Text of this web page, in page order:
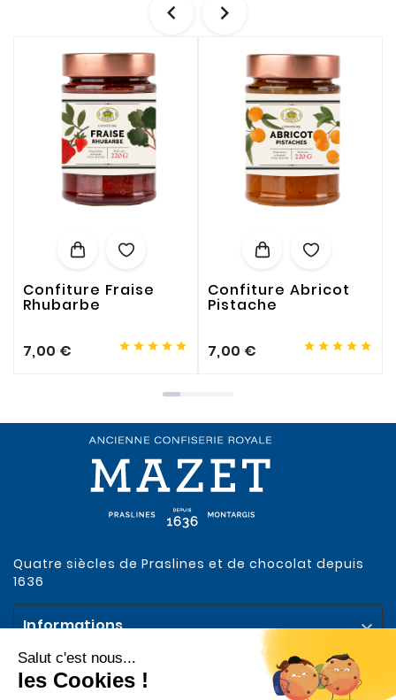
 
Confiture Fraise
Rhubarbe
7,00 €     
Confiture Abricot
Pistache
7,00 €     
Quatre siècles de Praslines et de chocolat depuis
1636
Informations 
Votre compte 